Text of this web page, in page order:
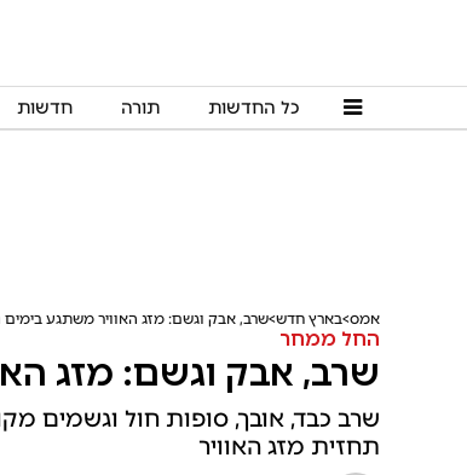
כל החדשות תורה חדשות
אמס בארץ חדש שרב, אבק וגשם: מזג האוויר משתגע בימים
החל ממחר
שרב, אבק וגשם: מזג
שרב כבד, אובך, סופות חול וגשמים
תחזית מזג האוויר